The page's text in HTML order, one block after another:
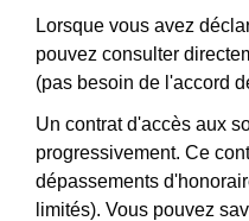
Lorsque vous avez
pouvez consulter
(pas besoin de l'accord
Un contrat d'accès aux
progressivement. Ce
dépassements
limités). Vous pouvez